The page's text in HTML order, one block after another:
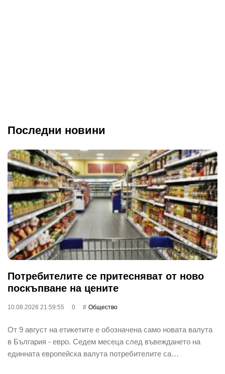
Последни новини
Потребителите се притесняват от ново
поскъпване на цените
10.08.2026 21:59:55 0 Общество
От 9 август на етикетите е обозначена само новата валута
в България - евро. Седем месеца след въвеждането на
единната европейска валута потребителите са…